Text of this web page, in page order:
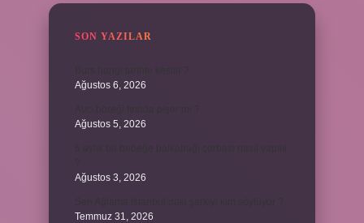
SON YAZILAR
Ağustos 6, 2026
Ağustos 5, 2026
Ağustos 3, 2026
Temmuz 31, 2026